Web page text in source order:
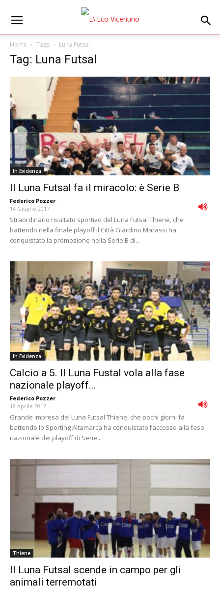
Home Tags Luna Futsal
Tag: Luna Futsal
In Evidenza
Il Luna Futsal fa il miracolo: è Serie B
Federico Pozzer -
14 Giugno 2017
Straordinario risultato sportivo del Luna Futsal Thiene, che
battendo nella finale playoff il Città Giardino Marassi ha
conquistato la promozione nella Serie B di...
In Evidenza
Calcio a 5. Il Luna Fustal vola alla fase
nazionale playoff...
Federico Pozzer -
18 Aprile 2017
Grande impresa del Luna Futsal Thiene, che pochi giorni fa
battendo lo Sporting Altamarca ha conquistato l’accesso alla fase
nazionale dei playoff di Serie...
Thiene
Il Luna Futsal scende in campo per gli
animali terremotati